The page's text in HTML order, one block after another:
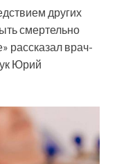
других
смертельно
рассказал врач-
Юрий